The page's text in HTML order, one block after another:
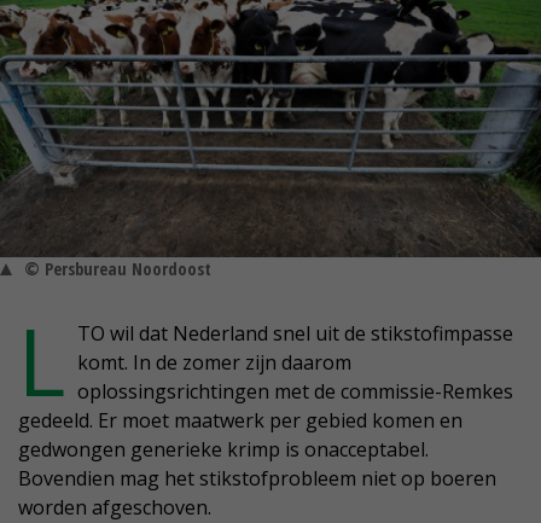
© Persbureau Noordoost
L TO wil dat Nederland snel uit de stikstofimpasse
komt. In de zomer zijn daarom
oplossingsrichtingen met de commissie-Remkes
gedeeld. Er moet maatwerk per gebied komen en
gedwongen generieke krimp is onacceptabel.
Bovendien mag het stikstofprobleem niet op boeren
worden afgeschoven.